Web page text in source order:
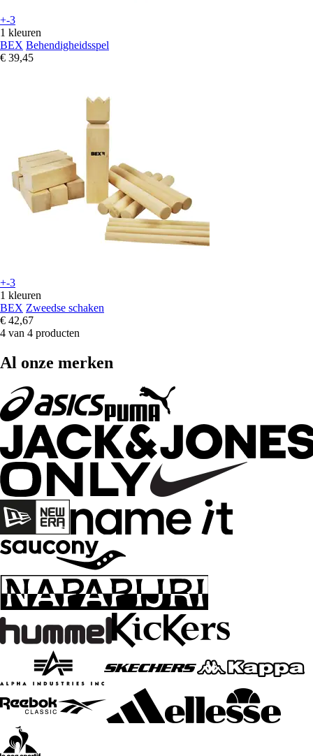
+-3
1 kleuren
BEX Behendigheidsspel
€ 39,45
+-3
1 kleuren
BEX Zweedse schaken
€ 42,67
4 van 4 producten
Al onze merken